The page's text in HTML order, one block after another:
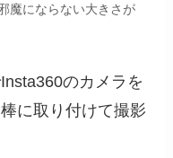
魔にならない大きさが
のカメラを
に取り付けて撮影